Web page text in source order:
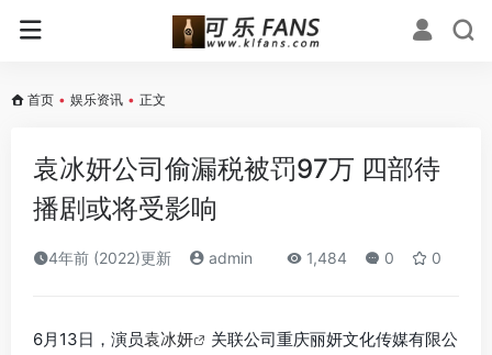
首页 • 娱乐资讯 • 正文
袁冰妍公司偷漏税被罚97万 四部待
播剧或将受影响
4年前 (2022)更新 admin 1,484 0 0
6月13日，演员袁冰妍
关联公司重庆丽妍文化传媒有限公